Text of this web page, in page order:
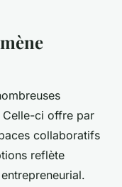
Celle-ci offre par
collaboratifs
reflète